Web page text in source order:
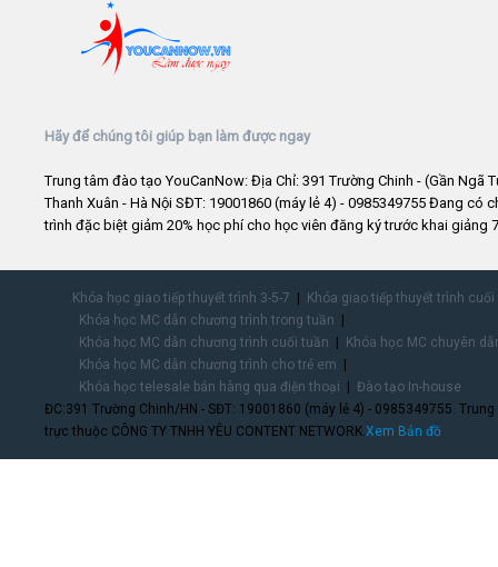
Hãy để chúng tôi giúp bạn làm được ngay
Trung tâm đào tạo YouCanNow: Địa Chỉ: 391 Trường Chinh - (Gần Ngã
Thanh Xuân - Hà Nội SĐT: 19001860 (máy lẻ 4) - 0985349755 Đang có
trình đặc biệt giảm 20% học phí cho học viên đăng ký trước khai giảng
Khóa học giao tiếp thuyết trình 3-5-7
Khóa giao tiếp thuyết trình
Khóa học MC dẫn chương trình trong tuần
Khóa học MC dẫn chương trình cuối tuần
Khóa học MC chuyên
Khóa học MC dẫn chương trình cho trẻ em
Khóa học telesale bán hàng qua điện thoại
Đào tạo In-house
ĐC:391 Trường Chinh/HN - SĐT: 19001860 (máy lẻ 4) - 0985349755.
trực thuộc CÔNG TY TNHH YÊU CONTENT NETWORK.Xem Bản đồ